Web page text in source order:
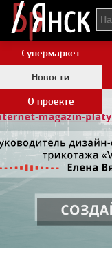
Супермаркет
Новости
О проекте